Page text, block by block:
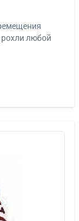
рохли любой